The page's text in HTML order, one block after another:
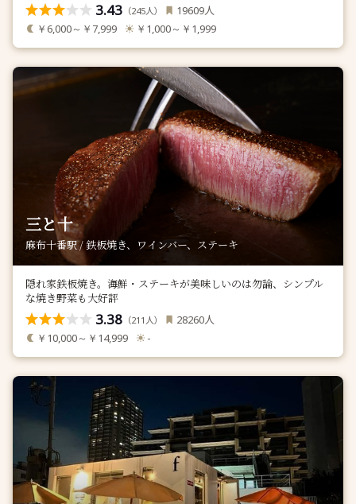
3.43 （245人） 19609人
￥6,000～￥7,999 ￥1,000～￥1,999
三と十
麻布十番駅 / 鉄板焼き、ワインバー、ステーキ
隠れ家鉄板焼き。海鮮・ステーキが美味しいのは勿論、シンプル
な焼き野菜も大好評
3.38 （211 人） 28260人
￥10,000～￥14,999 -